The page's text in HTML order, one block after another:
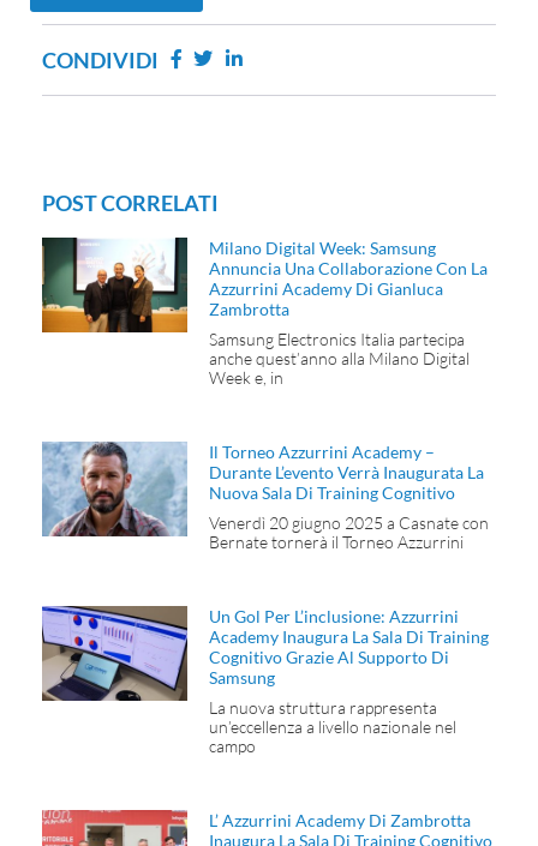
CONDIVIDI
POST CORRELATI
Milano Digital Week: Samsung
Annuncia Una Collaborazione Con La
Azzurrini Academy Di Gianluca
Zambrotta
Samsung Electronics Italia partecipa
anche quest’anno alla Milano Digital
Week e, in
Il Torneo Azzurrini Academy –
Durante L’evento Verrà Inaugurata La
Nuova Sala Di Training Cognitivo
Venerdì 20 giugno 2025 a Casnate con
Bernate tornerà il Torneo Azzurrini
Un Gol Per L’inclusione: Azzurrini
Academy Inaugura La Sala Di Training
Cognitivo Grazie Al Supporto Di
Samsung
La nuova struttura rappresenta
un’eccellenza a livello nazionale nel
campo
L’ Azzurrini Academy Di Zambrotta
Inaugura La Sala Di Training Cognitivo